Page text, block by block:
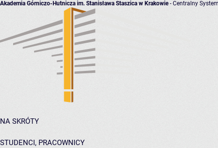
Akademia Górniczo-Hutnicza im. Stanisława Staszica w Krakowie- Centralny
NA SKRÓTY
STUDENCI, PRACOWNICY